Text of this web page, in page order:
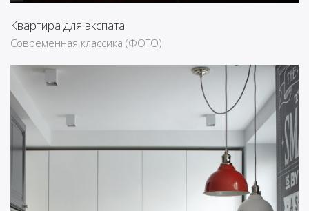
Квартира для экспата
Современная классика (ФОТО)